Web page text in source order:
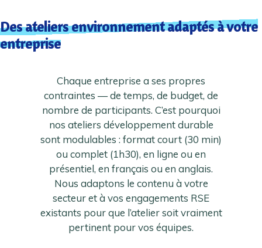
Des ateliers environnement adaptés à votre
entreprise
Chaque entreprise a ses propres
contraintes — de temps, de budget, de
nombre de participants. C’est pourquoi
nos ateliers développement durable
sont modulables : format court (30 min)
ou complet (1h30), en ligne ou en
présentiel, en français ou en anglais.
Nous adaptons le contenu à votre
secteur et à vos engagements RSE
existants pour que l’atelier soit vraiment
pertinent pour vos équipes.